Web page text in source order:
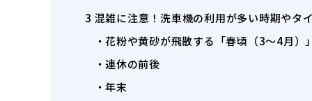
3 混雑に注意！洗車機の利用が多い時期やタ
花粉や黄砂が飛散する「春頃（3～4月）」
連休の前後
年末